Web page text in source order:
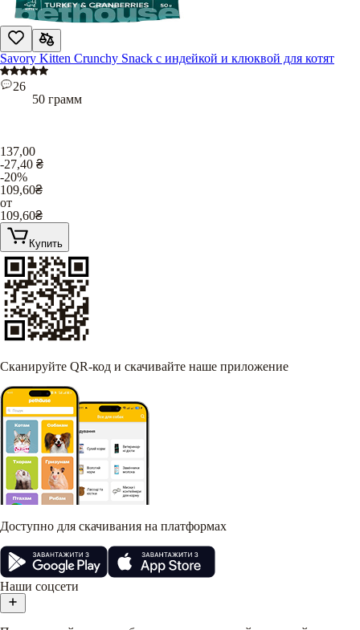
Savory Kitten Crunchy Snack с индейкой и клюквой для котят
26
50 грамм
137,00
-27,40 ₴
-20%
109,60₴
от
109,60₴
Купить
Сканируйте QR-код и скачивайте наше приложение
Доступно для скачивания на платформах
Наши соцсети